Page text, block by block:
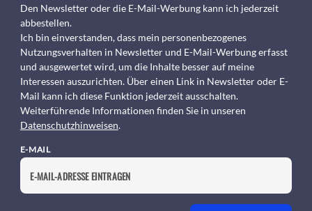
Den Newsletter oder die E-Mail-Werbung kann ich jederzeit
abbestellen.
Ich bin einverstanden, dass mein personenbezogenes
Nutzungsverhalten in Newsletter und E-Mail-Werbung erfasst
und ausgewertet wird, um die Inhalte besser auf meine
Interessen auszurichten. Über einen Link in Newsletter oder E-
Mail kann ich diese Funktion jederzeit ausschalten.
Weiterführende Informationen finden Sie in unseren
Datenschutzhinweisen.
E-MAIL